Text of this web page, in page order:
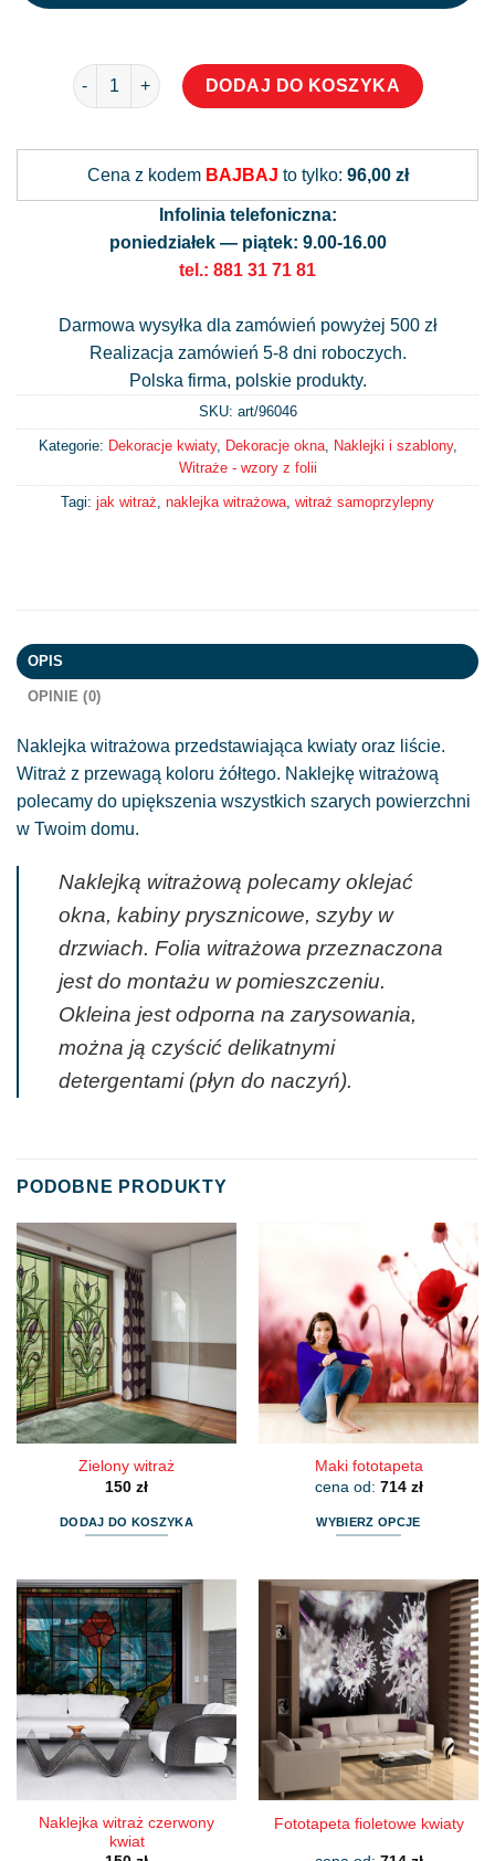
ilość Witraż samoprzylepny z motywem żółtych kwiatów
DODAJ DO KOSZYKA
Cena z kodem BAJBAJ to tylko: 96,00 zł
Infolinia telefoniczna:
poniedziałek — piątek: 9.00-16.00
tel.: 881 31 71 81
Darmowa wysyłka dla zamówień powyżej 500 zł
Realizacja zamówień 5-8 dni roboczych.
Polska firma, polskie produkty.
SKU: art/96046
Kategorie: Dekoracje kwiaty, Dekoracje okna, Naklejki i szablony,
Witraże - wzory z folii
Tagi: jak witraż naklejka witrażowa witraż samoprzylepny
OPIS
OPINIE (0)
Naklejka witrażowa przedstawiająca kwiaty oraz liście.
Witraż z przewagą koloru żółtego. Naklejkę witrażową
polecamy do upiększenia wszystkich szarych powierzchni
w Twoim domu.
Naklejką witrażową polecamy oklejać
okna, kabiny prysznicowe, szyby w
drzwiach. Folia witrażowa przeznaczona
jest do montażu w pomieszczeniu.
Okleina jest odporna na zarysowania,
można ją czyścić delikatnymi
detergentami (płyn do naczyń).
PODOBNE PRODUKTY
Zielony witraż
150 zł
DODAJ DO KOSZYKA
Maki fototapeta
cena od: 714 zł
WYBIERZ OPCJE
ma
wiele
wariantów.
Opcje
można
wybrać
na
stronie
produktu
Naklejka witraż czerwony
kwiat
Fototapeta fioletowe kwiaty